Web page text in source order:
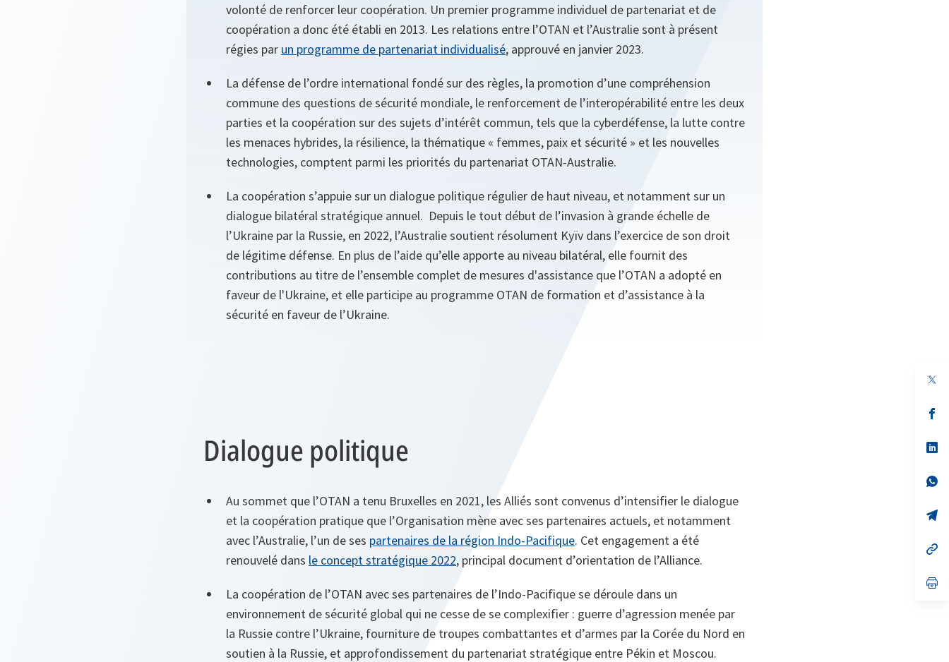
volonté de renforcer leur coopération. Un premier programme individuel de partenariat et de
coopération a donc été établi en 2013. Les relations entre l’OTAN et l’Australie sont à présent
régies par un programme de partenariat individualisé, approuvé en janvier 2023.
La défense de l’ordre international fondé sur des règles, la promotion d’une compréhension
commune des questions de sécurité mondiale, le renforcement de l’interopérabilité entre les deux
parties et la coopération sur des sujets d’intérêt commun, tels que la cyberdéfense, la lutte contre
les menaces hybrides, la résilience, la thématique « femmes, paix et sécurité » et les nouvelles
technologies, comptent parmi les priorités du partenariat OTAN-Australie.
La coopération s’appuie sur un dialogue politique régulier de haut niveau, et notamment sur un
dialogue bilatéral stratégique annuel. Depuis le tout début de l’invasion à grande échelle de
l’Ukraine par la Russie, en 2022, l’Australie soutient résolument Kyïv dans l’exercice de son droit
de légitime défense. En plus de l’aide qu’elle apporte au niveau bilatéral, elle fournit des
contributions au titre de l’ensemble complet de mesures d'assistance que l’OTAN a adopté en
faveur de l'Ukraine, et elle participe au programme OTAN de formation et d’assistance à la
sécurité en faveur de l’Ukraine.
Dialogue politique
Au sommet que l’OTAN a tenu Bruxelles en 2021, les Alliés sont convenus d’intensifier le dialogue
et la coopération pratique que l’Organisation mène avec ses partenaires actuels, et notamment
avec l’Australie, l’un de ses partenaires de la région Indo-Pacifique. Cet engagement a été
renouvelé dans le concept stratégique 2022, principal document d’orientation de l’Alliance.
La coopération de l’OTAN avec ses partenaires de l’Indo-Pacifique se déroule dans un
environnement de sécurité global qui ne cesse de se complexifier : guerre d’agression menée par
la Russie contre l’Ukraine, fourniture de troupes combattantes et d’armes par la Corée du Nord en
soutien à la Russie, et approfondissement du partenariat stratégique entre Pékin et Moscou.